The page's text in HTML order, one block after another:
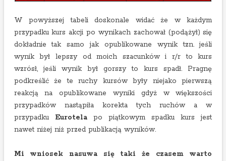
W powyższej tabeli doskonale widać że w każdym
przypadku kurs akcji po wynikach zachował (podążył) się
dokładnie tak samo jak opublikowane wynik tzn. jeśli
wynik był lepszy od moich szacunków i r/r to kurs
wzrósł, jeśli wynik był gorszy to kurs spadł. Pragnę
podkreślić że te ruchy kursów były niejako pierwszą
reakcją na opublikowane wyniki gdyż w większości
przypadków nastąpiła korekta tych ruchów a w
przypadku Eurotelapo piątkowym spadku kurs jest
nawet niżej niż przed publikacją wyników.
Mi wniosek nasuwa się taki że czasem warto